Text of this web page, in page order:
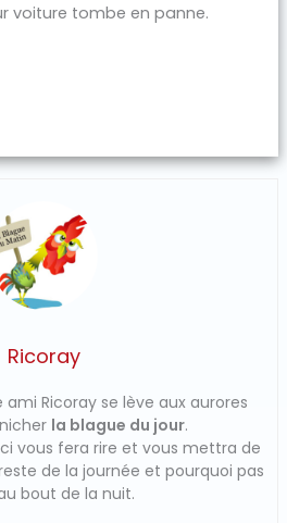
voiture tombe en panne.
Ricoray
Ricoray se lève aux aurores
la blague du jour.
vous fera rire et vous mettra de
de la journée et pourquoi pas
bout de la nuit.